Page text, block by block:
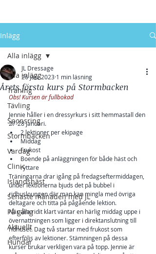
Inlägg
Alla inlägg
Träning
Tävling
Sponsring
Stormbacken
Vardag
Clinic
Islandshäst
Senaste månaden med JL
På gång
Aktuellt
Hundar
Alla inlägg
Årets första kurs på Stormbacken
JL Dressage
26 jan. 2023 1 min läsning
Obs! Kursen är fullbokad
Jennie håller i en dressyrkurs i sitt hemmastall den
27-28 januari.
2 lektioner per ekipage
Middag
Frukost
Boende på anläggningen för både häst och
ryttare
Träningarna drar igång på fredagseftermiddagen,
under lektionerna bjuds det på bubbel i
ridhusloungen där man kan mingla med övriga
deltagare och titta på pågående lektion.
När alla ridit klart väntar en härlig middag uppe i
övernattningen som ligger i direktanslutning till
ridhuset. Dag två startar med frukost som
efterföljs av lektioner. Stämningen på dessa
kurser brukar verkligen vara på topp. Jennie är